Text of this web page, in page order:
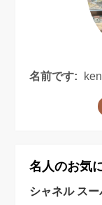
名前です:
名人のお気
シャネル ス